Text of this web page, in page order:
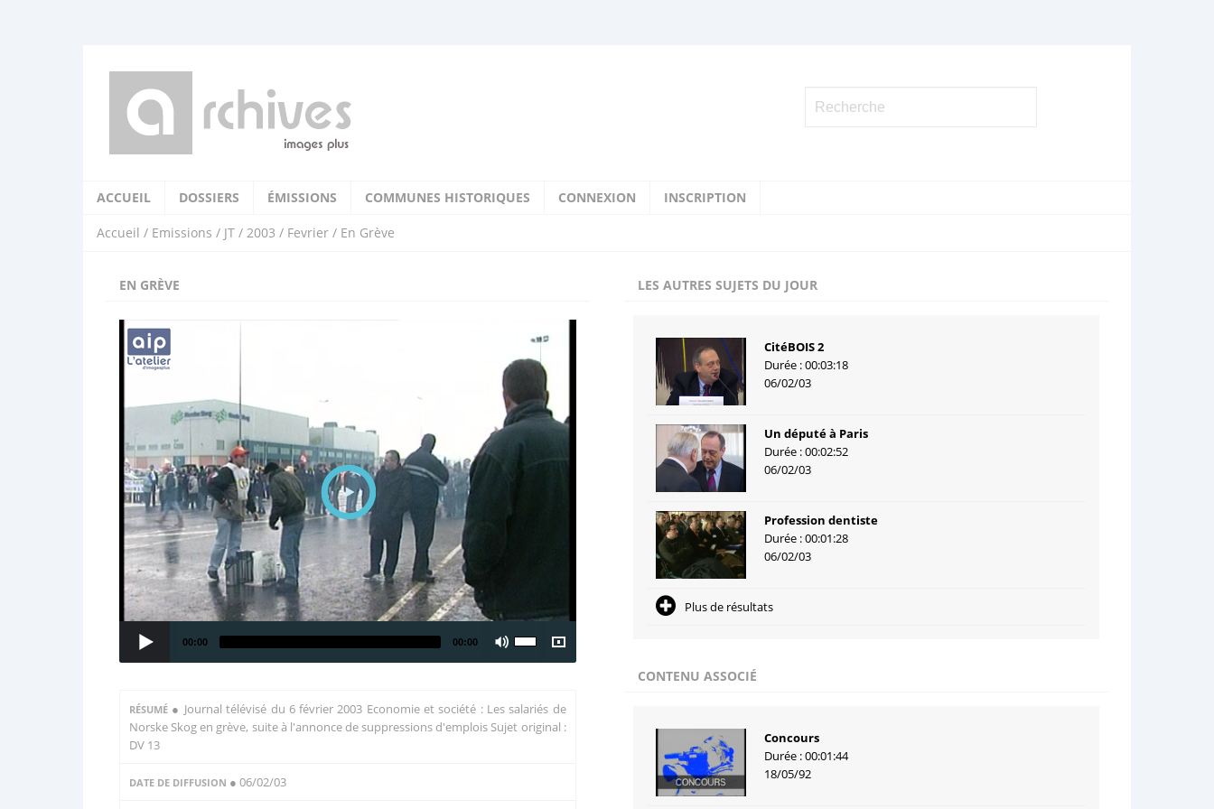
ACCUEIL DOSSIERS ÉMISSIONS COMMUNES HISTORIQUES CONNEXION INSCRIPTION
Accueil / Emissions / JT / 2003 / Fevrier / En Grève
EN GRÈVE
00:00 00:00
RÉSUMÉ ● Journal télévisé du 6 février 2003 Economie et société : Les salariés de
Norske Skog en grève, suite à l'annonce de suppressions d'emplois Sujet original :
DV 13
DATE DE DIFFUSION ● 06/02/03
LES AUTRES SUJETS DU JOUR
CitéBOIS 2
Durée : 00:03:18
06/02/03
Un député à Paris
Durée : 00:02:52
06/02/03
Profession dentiste
Durée : 00:01:28
06/02/03
Plus de résultats
CONTENU ASSOCIÉ
Concours
Durée : 00:01:44
18/05/92